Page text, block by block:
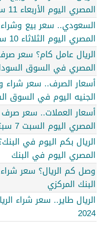
المصري اليوم الأربعاء 11 سبتمبر
السعودي.. سعر بيع وشراء
المصري اليوم الثلاثاء 10 سبتمبر 2024
الريال عامل كام؟ سعر
المصري في السوق
أسعار الصرف.. سعر شراء
الجنيه اليوم في السوق
أسعار العملات.. سعر صرف
المصري اليوم السبت 7 سبتمبر 2024
الريال بكم اليوم في
المصري اليوم في البنك
وصل كم الريال؟ سعر شراء
البنك المركزي
2024